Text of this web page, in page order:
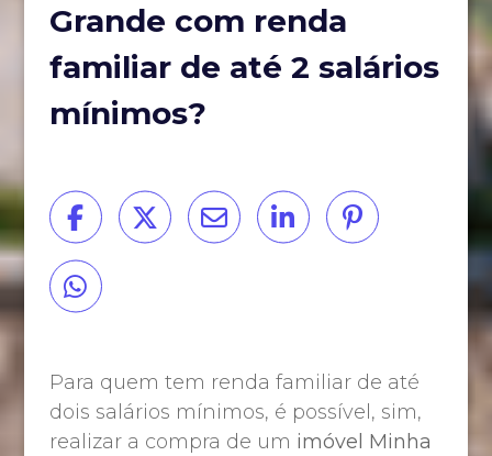
Grande com renda
familiar de até 2 salários
mínimos?
Para quem tem renda familiar de até
dois salários mínimos, é possível, sim,
realizar a compra de um imóvel Minha